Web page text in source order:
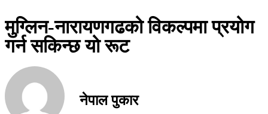
मुग्लिन-नारायणगढको विकल्पमा प्रयोग
गर्न सकिन्छ यो रूट
नेपाल पुकार